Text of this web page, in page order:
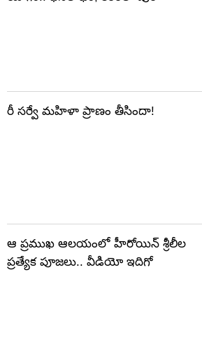
రీ సర్వే మహిళా ప్రాణం తీసిందా!
ఆ ప్రముఖ ఆలయంలో హీరోయిన్ శ్రీలీల
ప్రత్యేక పూజలు.. వీడియో ఇదిగో